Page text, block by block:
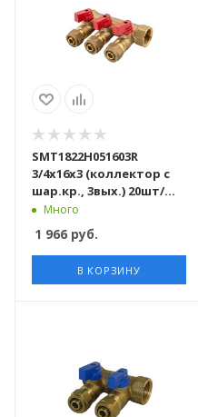
SMT1822Н051603R
3/4x16x3 (коллектор с
шар.кр., 3вых.) 20шт/
корМного
1 966 руб.
В КОРЗИНУ